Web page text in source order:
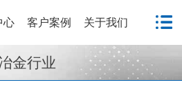
心 客户案例 关于我们
金行业